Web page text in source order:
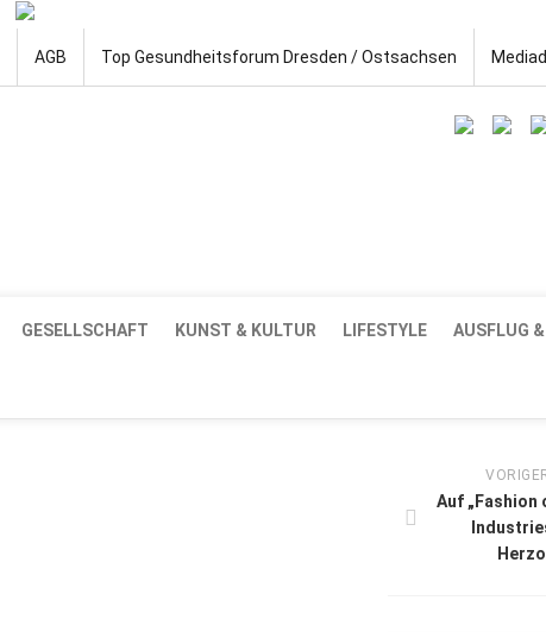
AGB Top Gesundheitsforum Dresden / Ostsachsen
GESELLSCHAFT KUNST & KULTUR LIFESTYLE AUSFLUG
Auf „Fashion